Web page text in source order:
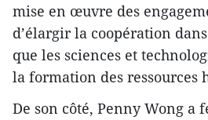
mise en œuvre des
d’élargir la coopération
que les sciences et
la formation des ressources
De son côté, Penny Wong a